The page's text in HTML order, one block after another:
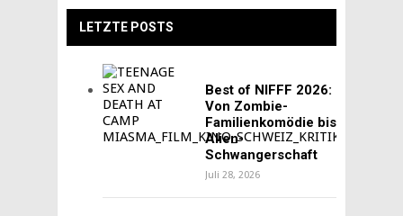
LETZTE POSTS
Best of NIFFF 2026:
Von Zombie-
Familienkomödie bis
Alien-
Schwangerschaft
Juli 28, 2026